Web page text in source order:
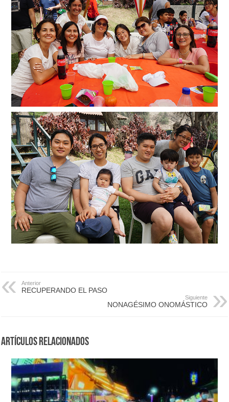
Anterior
RECUPERANDO EL PASO
Siguiente
NONAGÉSIMO ONOMÁSTICO
Artículos Relacionados